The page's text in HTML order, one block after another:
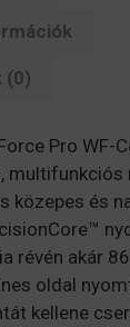
(0)
Pro WF-
multifunkciós
közepes és
révén akár
oldal
kellene